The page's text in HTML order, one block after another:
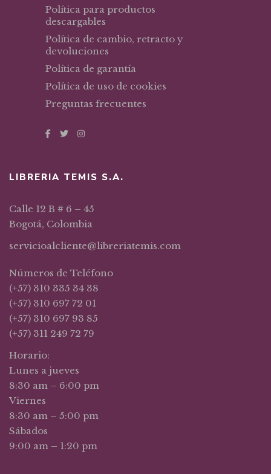
Política para productos
descargables
Política de cambio, retracto y
devoluciones
Política de garantía
Política de uso de cookies
Preguntas frecuentes
LIBRERIA TEMIS S.A.
Calle 12 B # 6 – 45
Bogotá, Colombia
servicioalcliente@libreriatemis.com
Números de Teléfono
(+57) 310 335 34 38
(+57) 310 697 72 01
(+57) 310 697 93 85
(+57) 311 249 72 79
Horario:
Lunes a jueves
8:30 am – 6:00 pm
Viernes
8:30 am – 5:00 pm
Sábados
9:00 am – 1:20 pm